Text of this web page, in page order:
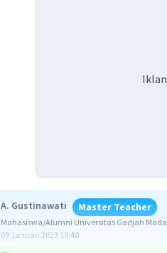
Iklan
A. Gustinawati Master Teacher
Mahasiswa/Alumni Universitas Gadjah Mada
09 Januari 2023 18:40